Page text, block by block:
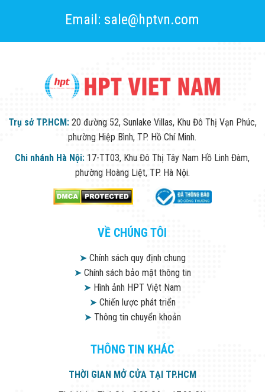
Email: sale@hptvn.com
Trụ sở TP.HCM: 20 đường 52, Sunlake Villas, Khu Đô Thị Vạn Phúc,
phường Hiệp Bình, TP. Hồ Chí Minh.
Chi nhánh Hà Nội: 17-TT03, Khu Đô Thị Tây Nam Hồ Linh Đàm,
phường Hoàng Liệt, TP. Hà Nội.
VỀ CHÚNG TÔI
➤Chính sách quy định chung
➤Chính sách bảo mật thông tin
➤ Hình ảnh HPT Việt Nam
➤Chiến lược phát triển
➤Thông tin chuyển khoản
THÔNG TIN KHÁC
THỜI GIAN MỞ CỬA TẠI TP.HCM